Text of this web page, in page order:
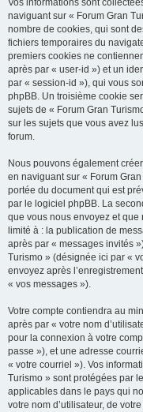
Vos informations sont
naviguant sur « Forum Gran
nombre de cookies, qui sont
fichiers temporaires du
premiers cookies ne
après par « user-id ») et un
par « session-id »), qui vous
phpBB. Un troisième cookie
sujets de « Forum Gran
sur les sujets que vous avez
forum.
Nous pouvons également
en naviguant sur « Forum
portée du document qui est
par le logiciel phpBB. La
que vous nous envoyez et que
limité à : la publication de
après par « messages invités
Turismo » (désignée ici par «
envoyez après
« vos messages »).
Votre compte contiendra au
après par « votre nom
pour la connexion à votre
passe »), et une adresse
« votre courriel »). Vos
Turismo » sont protégées par
applicables dans le pays qui
votre nom d’utilisateur, de